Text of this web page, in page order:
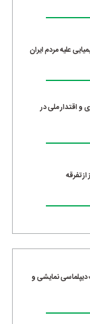
علیه مردم ایران
و اقتدار ملی در
تفرقه
نمایشی و